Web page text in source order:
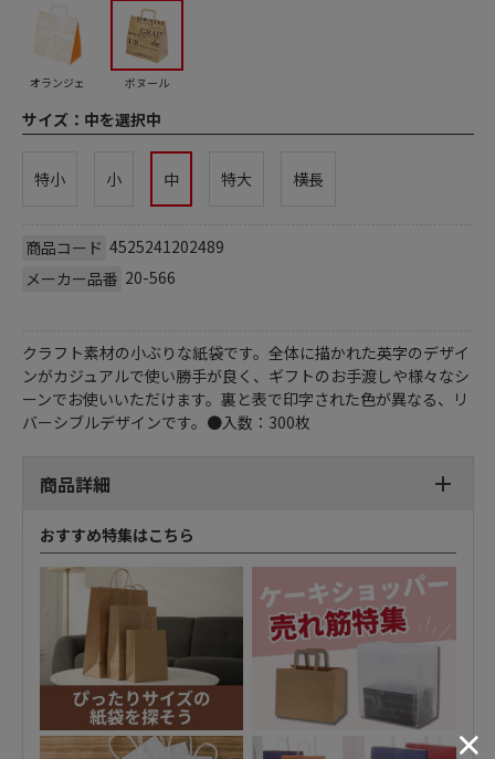
オランジェ ボヌール
サイズ： 中を選択中
特小 小 中 特大 横長
商品コード 4525241202489
メーカー品番 20-566
クラフト素材の小ぶりな紙袋です。全体に描かれた英字のデザイ
ンがカジュアルで使い勝手が良く、ギフトのお手渡しや様々なシ
ーンでお使いいただけます。裏と表で印字された色が異なる、リ
バーシブルデザインです。●入数：300枚
商品詳細
おすすめ特集はこちら